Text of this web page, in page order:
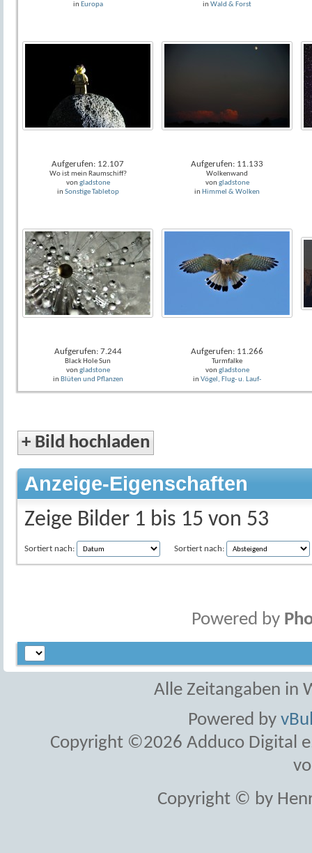
in Europa
in Wald & Forst
Aufgerufen: 12.107
Wo ist mein Raumschiff?
von gladstone
in Sonstige Tabletop
Aufgerufen: 11.133
Wolkenwand
von gladstone
in Himmel & Wolken
Aufgerufen: 7.244
Black Hole Sun
von gladstone
in Blüten und Pflanzen
Aufgerufen: 11.266
Turmfalke
von gladstone
in Vögel, Flug- u. Lauf-
+ Bild hochladen
Anzeige-Eigenschaften
Zeige Bilder 1 bis 15 von 53
Sortiert nach: Sortiert nach:
Powered by
Alle Zeitangaben in
Powered by
Copyright ©2026 Adduco Digital
Copyright © by